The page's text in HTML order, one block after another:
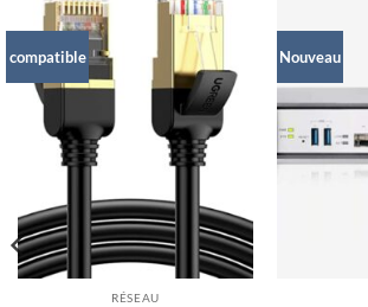
10G
RÉSEAU
Nouveau
compatible